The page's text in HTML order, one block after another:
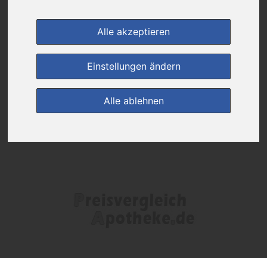
Alle akzeptieren
Einstellungen ändern
Alle ablehnen
(0) Jetzt bewerten!
zur Startseite
Preisalarm